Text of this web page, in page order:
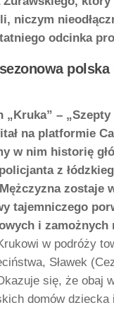
niczym
odcinka
„Kruka” – „Szepty
na platformie
w nim historię
z
zostaje
tajemniczego
i zamożnych
w podróży
Sławek
się, że obaj
domów dziecka